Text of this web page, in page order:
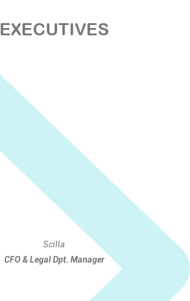
EXECUTIVES
Scilla
CFO & Legal Dpt. Manager